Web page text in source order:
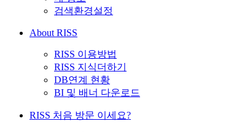
검색환경설정
About RISS
RISS 이용방법
RISS 지식더하기
DB연계 현황
BI 및 배너 다운로드
RISS 처음 방문 이세요?